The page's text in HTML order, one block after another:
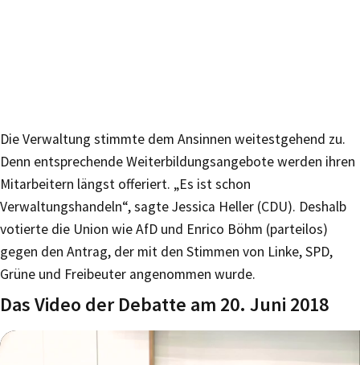
Die Verwaltung stimmte dem Ansinnen weitestgehend zu.
Denn entsprechende Weiterbildungsangebote werden ihren
Mitarbeitern längst offeriert. „Es ist schon
Verwaltungshandeln“, sagte Jessica Heller (CDU). Deshalb
votierte die Union wie AfD und Enrico Böhm (parteilos)
gegen den Antrag, der mit den Stimmen von Linke, SPD,
Grüne und Freibeuter angenommen wurde.
Das Video der Debatte am 20. Juni 2018